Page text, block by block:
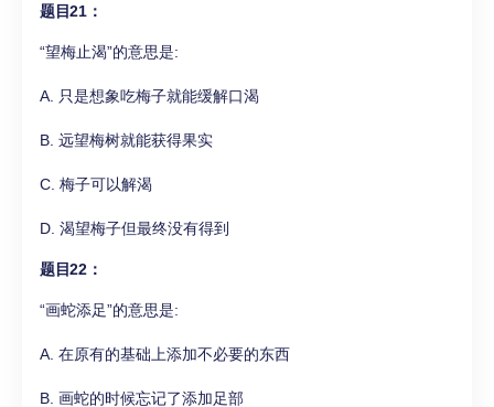
题目21：
“望梅止渴”的意思是:
A. 只是想象吃梅子就能缓解口渴
B. 远望梅树就能获得果实
C. 梅子可以解渴
D. 渴望梅子但最终没有得到
题目22：
“画蛇添足”的意思是:
A. 在原有的基础上添加不必要的东西
B. 画蛇的时候忘记了添加足部